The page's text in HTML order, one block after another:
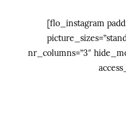
[flo_instagram
nr_columns=”3″